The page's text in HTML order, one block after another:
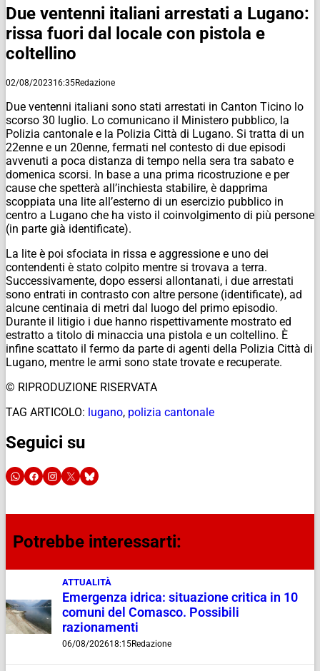
Due ventenni italiani arrestati a Lugano:
rissa fuori dal locale con pistola e
coltellino
02/08/202316:35Redazione
Due ventenni italiani sono stati arrestati in Canton Ticino lo
scorso 30 luglio. Lo comunicano il Ministero pubblico, la
Polizia cantonale e la Polizia Città di Lugano. Si tratta di un
22enne e un 20enne, fermati nel contesto di due episodi
avvenuti a poca distanza di tempo nella sera tra sabato e
domenica scorsi. In base a una prima ricostruzione e per
cause che spetterà all’inchiesta stabilire, è dapprima
scoppiata una lite all’esterno di un esercizio pubblico in
centro a Lugano che ha visto il coinvolgimento di più persone
(in parte già identificate).
La lite è poi sfociata in rissa e aggressione e uno dei
contendenti è stato colpito mentre si trovava a terra.
Successivamente, dopo essersi allontanati, i due arrestati
sono entrati in contrasto con altre persone (identificate), ad
alcune centinaia di metri dal luogo del primo episodio.
Durante il litigio i due hanno rispettivamente mostrato ed
estratto a titolo di minaccia una pistola e un coltellino. È
infine scattato il fermo da parte di agenti della Polizia Città di
Lugano, mentre le armi sono state trovate e recuperate.
© RIPRODUZIONE RISERVATA
TAG ARTICOLO: lugano, polizia cantonale
Seguici su
Potrebbe interessarti:
ATTUALITÀ
Emergenza idrica: situazione critica in 10
comuni del Comasco. Possibili
razionamenti
06/08/202618:15Redazione